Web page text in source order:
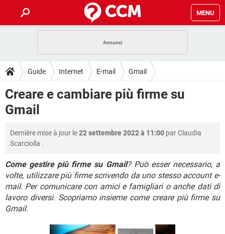
MENU
INTRATTENIMENTO ANDROID
iOS WINDOWS 10
INSTAGRAM
HARDWARE
GUIDE
COVID-19 GAMING
INTRATTENIMENTO ANDROID
INSTAGRAM WHATSAPP
HARDWARE
DOWNLOAD
COVID-19
iOS
INSTAGRAM WHATSAPP
TIKTOK FACEBOOK
HARDWARE
FORUM
COVID-19 GAMING
iOS WINDOWS 10
INSTAGRAM WHATSAPP
TIKTOK FACEBOOK
GLOSSARIO
COVID-19 GAMING
INTRATTENIMENTO ANDROID
iOS WINDOWS 10
INSTAGRAM
FACEBOOK
Guide Internet E-mail Gmail
Creare e cambiare più firme su
Gmail
Dernière mise à jour le22 settembre 2022 à 11:00 parClaudia
Scarciolla .
Come gestire più firme su Gmail? Può esser necessario, a
volte, utilizzare più firme scrivendo da uno stesso account e-
mail. Per comunicare con amici e famigliari o anche dati di
lavoro diversi. Scopriamo insieme come creare più firme su
Gmail.